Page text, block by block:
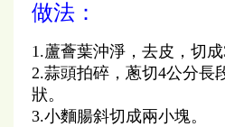
做法：
1.蘆薈葉沖淨，去皮，切成
2.蒜頭拍碎，蔥切4公分長
狀。
3.小麵腸斜切成兩小塊。